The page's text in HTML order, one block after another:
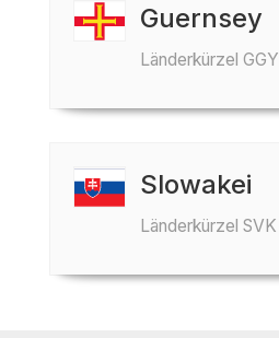
Guernsey
Länderkürzel GGY
Slowakei
Länderkürzel SVK